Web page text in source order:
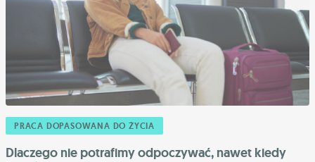
PRACA DOPASOWANA DO ŻYCIA
Dlaczego nie potrafimy odpoczywać, nawet kiedy